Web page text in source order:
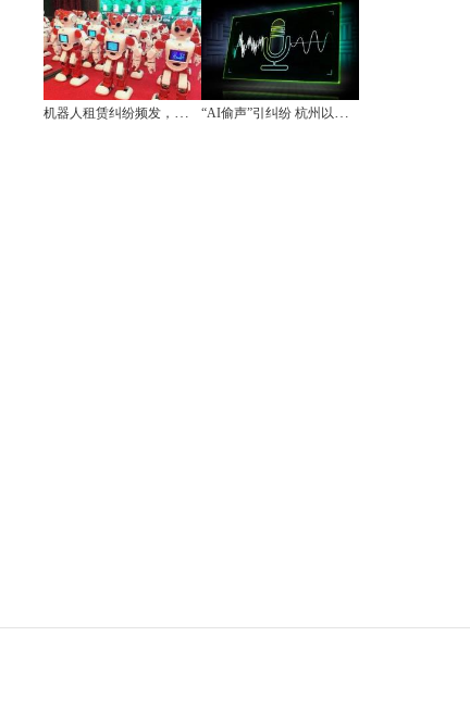
机器人租赁纠纷频发，责任如何认定 “AI偷声”引纠纷 杭州以司法标尺划定声音使用红线